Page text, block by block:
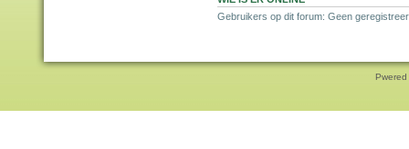
Gebruikers op dit forum: Geen